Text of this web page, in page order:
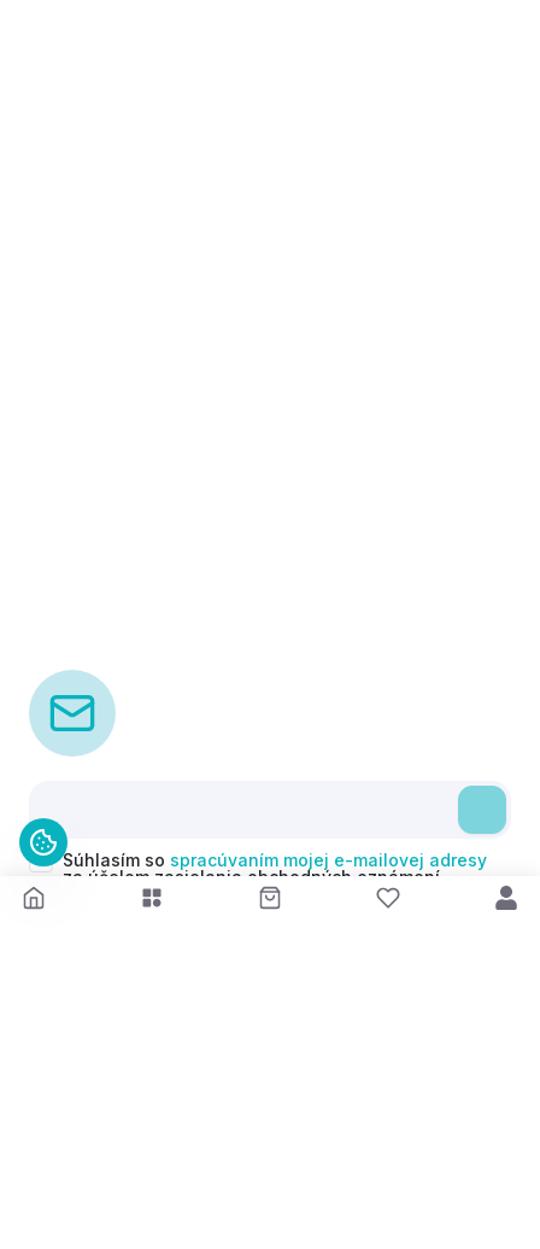
Súhlasím so spracúvaním mojej e-mailovej adresy
za účelom zasielania obchodných oznámení
(newsletterov) v súlade s čl. 6 ods. 1 písm. a)
Nariadenia GDPR. Svoj súhlas môžem kedykoľvek